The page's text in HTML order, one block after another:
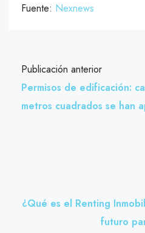
Fuente: Nexnews
Publicación anterior
Permisos de edificación:
metros cuadrados se han
¿Qué es el Renting
futuro